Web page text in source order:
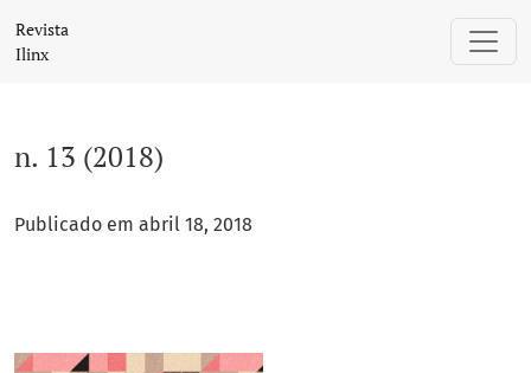
Revista
Ilinx
n. 13 (2018)
Publicado em abril 18, 2018